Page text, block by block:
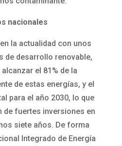
nacionales
la actualidad con unos
de desarrollo renovable,
el 81% de la
de estas energías, y el
para el año 2030, lo que
de fuertes inversiones en
siete años. De forma
Integrado de Energía